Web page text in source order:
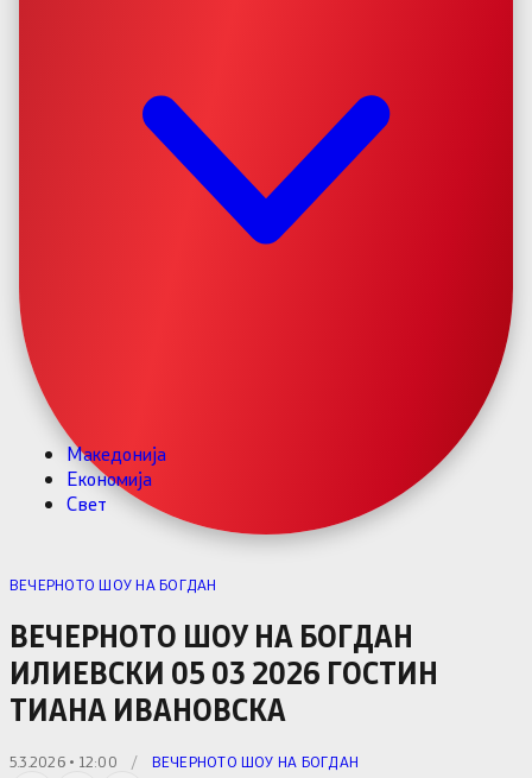
Македонија
Економија
Свет
ВЕЧЕРНОТО ШОУ НА БОГДАН
ВЕЧЕРНОТО ШОУ НА БОГДАН
ИЛИЕВСКИ 05 03 2026 ГОСТИН
ТИАНА ИВАНОВСКА
5.3.2026 • 12:00 / ВЕЧЕРНОТО ШОУ НА БОГДАН